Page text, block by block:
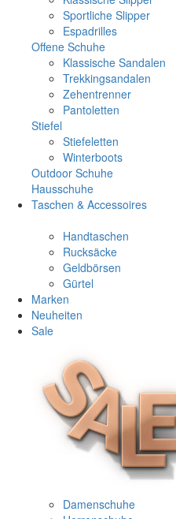
Sportliche Slipper
Espadrilles
Offene Schuhe
Klassische Sandalen
Trekkingsandalen
Zehentrenner
Pantoletten
Stiefel
Stiefeletten
Winterboots
Outdoor Schuhe
Hausschuhe
Taschen & Accessoires
Handtaschen
Rucksäcke
Geldbörsen
Gürtel
Marken
Neuheiten
Sale
Damenschuhe